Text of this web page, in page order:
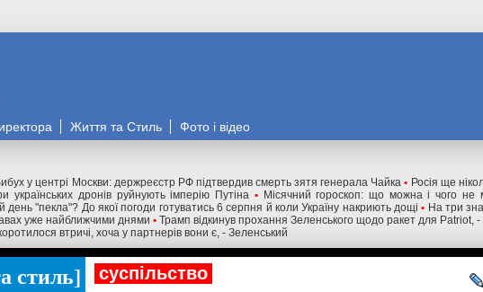
Життя та Стиль Фото і відео
у центрі Москви: держреєстр РФ підтвердив смерть зятя генерала Чайка • Росія ще
українських дронів руйнують імперію Путіна • Місячний гороскоп: що можна і чого
день "пекла"? До якої погоди готуватись 6 серпня й коли Україну накриють дощі • На три
уже найближчими днями • Трамп відкинув прохання Зеленського щодо ракет для Patriot, -
втричі, хоча у партнерів вони є, - Зеленський
стиль суспільство